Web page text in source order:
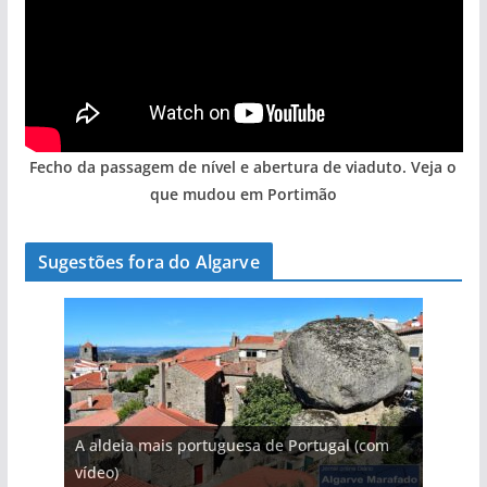
Fecho da passagem de nível e abertura de viaduto. Veja o
que mudou em Portimão
Sugestões fora do Algarve
A aldeia mais portuguesa de Portugal (com
vídeo)
A piscina natural com cascata
As portas do rio Tejo (com vídeo)